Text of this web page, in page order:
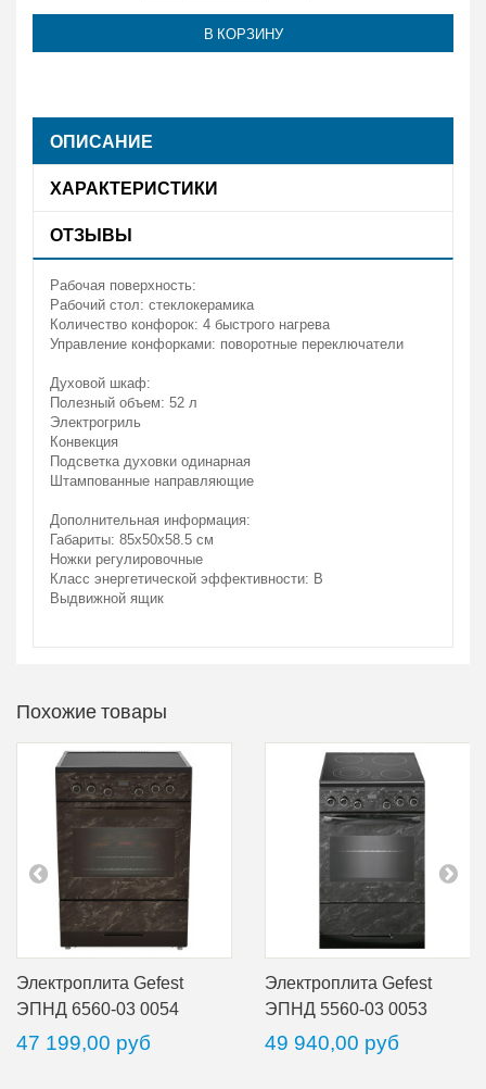
В КОРЗИНУ
ОПИСАНИЕ
ХАРАКТЕРИСТИКИ
ОТЗЫВЫ
Рабочая поверхность:
Рабочий стол: стеклокерамика
Количество конфорок: 4 быстрого нагрева
Управление конфорками: поворотные переключатели
Духовой шкаф:
Полезный объем: 52 л
Электрогриль
Конвекция
Подсветка духовки одинарная
Штампованные направляющие
Дополнительная информация:
Габариты: 85х50х58.5 см
Ножки регулировочные
Класс энергетической эффективности: B
Выдвижной ящик
Похожие товары
Электроплита Gefest
ЭПНД 6560-03 0054
47 199,00 руб
Электроплита Gefest
ЭПНД 5560-03 0053
49 940,00 руб